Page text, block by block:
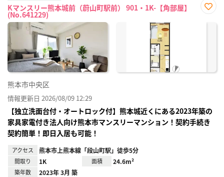
Kマンスリー熊本城前（蔚山町駅前） 901・1K-【角部屋】
(No.641229)
に入
熊本市中央区
情報更新日 2026/08/09 12:29
【独立洗面台付・オートロック付】熊本城近くにある2023年築の
家具家電付き法人向け熊本市マンスリーマンション！契約手続き
契約簡単！即日入居も可能！
アクセス 熊本市上熊本線「段山町駅」徒歩5分
間取り 1K 面積 24.6m²
築年数 2023年 3月 築